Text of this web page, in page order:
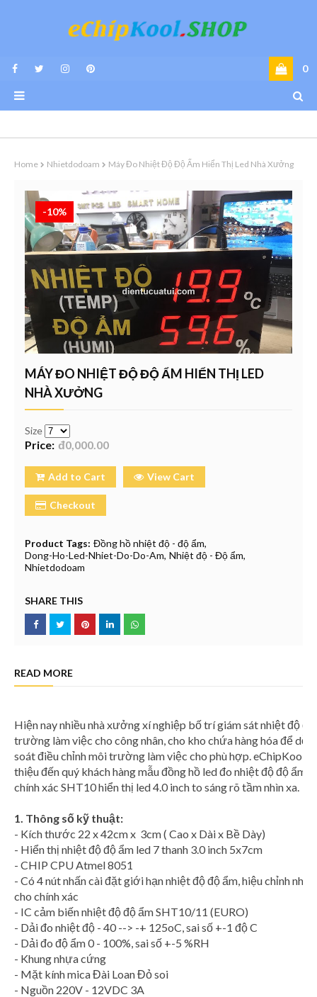
0
Home Nhietdodoam Máy Đo Nhiệt Độ Độ Ẩm Hiển Thị Led Nhà Xưởng
-10%
MÁY ĐO NHIỆT ĐỘ ĐỘ ẨM HIỂN THỊ LED
NHÀ XƯỞNG
Size
Price: đ0,000.00
Add to Cart View Cart
Checkout
Product Tags: Đồng hồ nhiệt độ - độ ẩm
Dong-Ho-Led-Nhiet-Do-Do-Am Nhiệt độ - Độ ẩm
Nhietdodoam
SHARE THIS
READ MORE
Hiện nay nhiều nhà xưởng xí nghiệp bố trí giám sát nhiệt độ
trường làm việc cho công nhân, cho kho chứa hàng hóa để dễ
soát điều chỉnh môi trường làm việc cho phù hợp. eChipKool
thiệu đến quý khách hàng mẫu đồng hồ led đo nhiệt độ độ ẩm
chính xác SHT10 hiển thị led 4.0 inch to sáng rõ tầm nhìn xa.
1. Thông số kỹ thuật:
- Kích thước 22 x 42cm x 3cm ( Cao x Dài x Bề Dày)
- Hiển thị nhiệt độ độ ẩm led 7 thanh 3.0 inch 5x7cm
- CHIP CPU Atmel 8051
- Có 4 nút nhấn cài đặt giới hạn nhiệt độ độ ẩm, hiệu chỉnh
cho chính xác
- IC cảm biến nhiệt độ độ ẩm SHT10/11 (EURO)
- Dải đo nhiệt độ - 40 --> -+ 125oC, sai số +-1 độ C
- Dải đo độ ẩm 0 - 100%, sai số +-5 %RH
- Khung nhựa cứng
- Mặt kính mica Đài Loan Đỏ soi
- Nguồn 220V - 12VDC 3A